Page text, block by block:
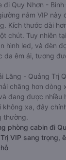
đi Quy Nhơn -
nằm VIP này
Kích thước dài
chút. Tuy nhiên
hình led, và đèn
da êm ái, tương
Lăng - Quảng Trị
chăng hơn dòng
đang được nhiều
không xa, đây
thường.
phòng cabin đi
VIP sang trọng,